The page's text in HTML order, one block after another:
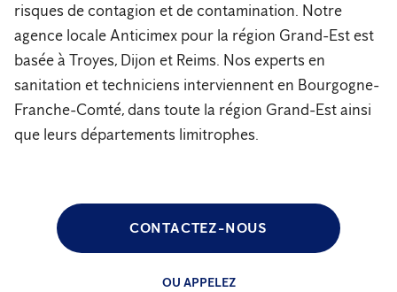
risques de contagion et de contamination. Notre
agence locale Anticimex pour la région Grand-Est est
basée à Troyes, Dijon et Reims. Nos experts en
sanitation et techniciens interviennent en Bourgogne-
Franche-Comté, dans toute la région Grand-Est ainsi
que leurs départements limitrophes.
CONTACTEZ-NOUS
OU APPELEZ